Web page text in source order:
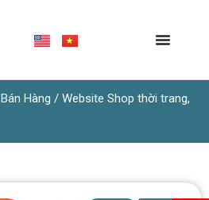
Bán Hàng / Website Shop thời trang,